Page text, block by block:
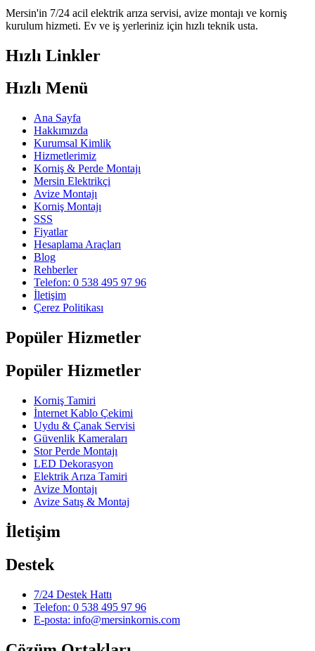
Mersin'in 7/24 acil elektrik arıza servisi, avize montajı ve korniş
kurulum hizmeti. Ev ve iş yerleriniz için hızlı teknik usta.
Hızlı Linkler
Hızlı Menü
Ana Sayfa
Hakkımızda
Kurumsal Kimlik
Hizmetlerimiz
Korniş & Perde Montajı
Mersin Elektrikçi
Avize Montajı
Korniş Montajı
SSS
Fiyatlar
Hesaplama Araçları
Blog
Rehberler
Telefon: 0 538 495 97 96
İletişim
Çerez Politikası
Popüler Hizmetler
Popüler Hizmetler
Korniş Tamiri
İnternet Kablo Çekimi
Uydu & Çanak Servisi
Güvenlik Kameraları
Stor Perde Montajı
LED Dekorasyon
Elektrik Arıza Tamiri
Avize Montajı
Avize Satış & Montaj
İletişim
Destek
7/24 Destek Hattı
Telefon: 0 538 495 97 96
E-posta: info@mersinkornis.com